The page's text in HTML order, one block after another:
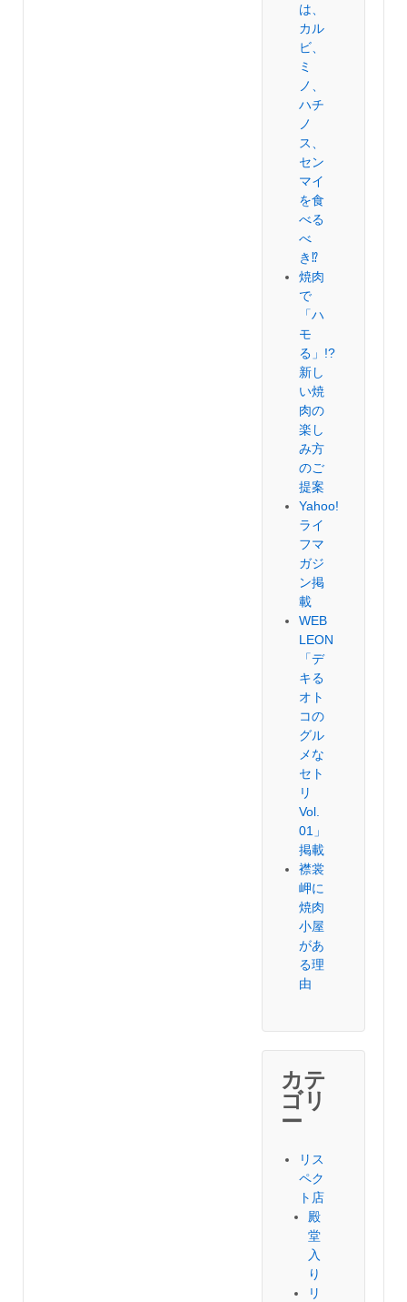
は、
カル
ビ、
ミ
ノ、
ハチ
ノ
ス、
セン
マイ
を食
べる
べ
き⁉︎
焼肉
で
「ハ
モ
る」!?
新し
い焼
肉の
楽し
み方
のご
提案
Yahoo!
ライ
フマ
ガジ
ン掲
載
WEB
LEON
「デ
キる
オト
コの
グル
メな
セト
リ
Vol.
01」
掲載
襟裳
岬に
焼肉
小屋
があ
る理
由
カテ
ゴリ
ー
リス
ペク
ト店
殿
堂
入
り
リ